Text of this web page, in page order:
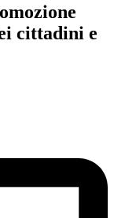
cittadini e